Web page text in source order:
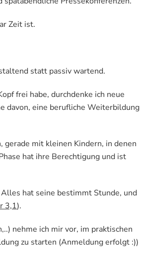
Zeit ist.
statt passiv wartend.
frei habe, durchdenke ich neue
davon, eine berufliche Weiterbildung
gerade mit kleinen Kindern, in denen
hat ihre Berechtigung und ist
hat seine bestimmt Stunde, und
3,1).
nehme ich mir vor, im praktischen
zu starten (Anmeldung erfolgt :))